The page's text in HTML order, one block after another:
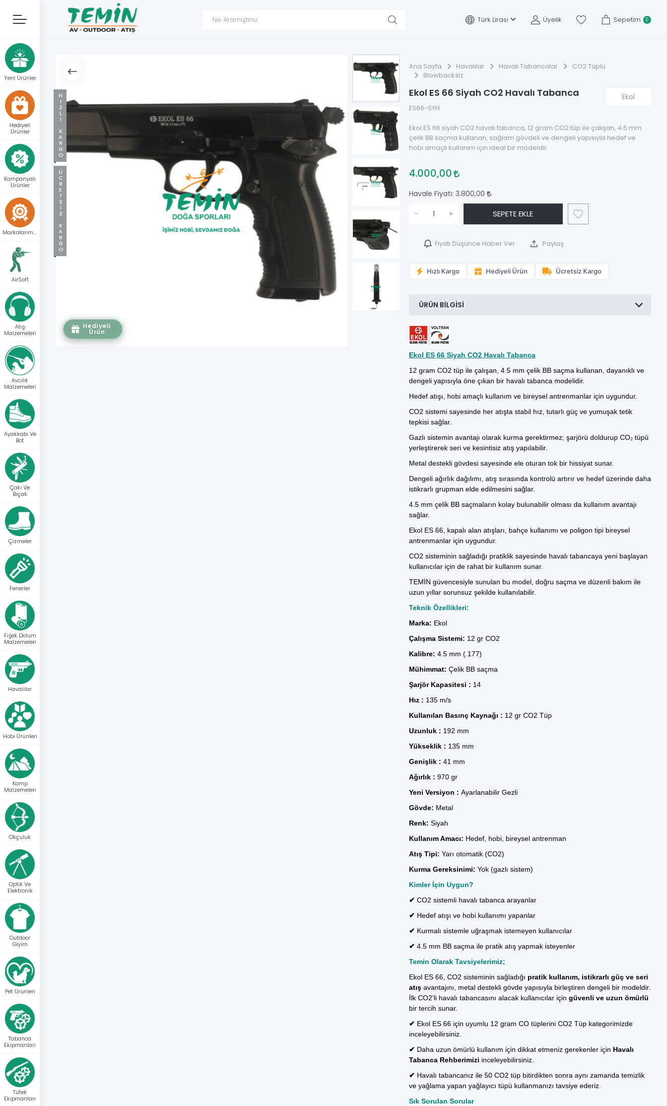
Türk Lirası Üyelik Sepetim 0
Yeni Ürünler
Hediyeli
Ürünler
Kampanyalı
Ürünler
AirSoft
Atış
Malzemeleri
Avcılık
Malzemeleri
Ayakkabı Ve
Bot
Çakı Ve
Bıçak
Çizmeler
Fenerler
Fişek Dolum
Malzemeleri
Havalılar
Hobi Ürünleri
Kamp
Malzemeleri
Okçuluk
Optik Ve
Elektronik
Outdoor
Giyim
Pet Ürünleri
Tabanca
Ekipmanları
Tüfek
Ekipmanları
Hediyeli
Ürün
HIZLI KARGO
ÜCRETSIZ KARGO
Ana Sayfa Havalılar Havalı Tabancalar
CO2 Tüplü
Blowbacksiz
Ekol ES 66 Siyah CO2 Havalı Tabanca
ES66-SYH
Ekol
Ekol ES 66 siyah CO2 havalı tabanca, 12 gram CO2 tüp ile çalışan, 4.5 mm
çelik BB saçma kullanan, sağlam gövdeli ve dengeli yapısıyla hedef ve
hobi amaçlı kullanım için ideal bir modeldir.
4.000,00
Havale Fiyatı: 3.800,00
- + SEPETE EKLE
Fiyatı Düşünce Haber Ver Paylaş
Hızlı Kargo Hediyeli Ürün Ücretsiz Kargo
ÜRÜN BILGISI
Ekol ES 66 Siyah CO2 Havalı Tabanca
12 gram CO2 tüpile çalışan, 4.5 mm çelik BB saçma kullanan, dayanıklı ve
dengeli yapısıyla öne çıkan bir havalı tabanca modelidir.
Hedef atışı, hobi amaçlı kullanım ve bireysel antrenmanlar için uygundur.
CO2 sistemi sayesinde her atışta stabil hız, tutarlı güç ve yumuşak tetik
tepkisi sağlar.
Gazlı sistemin avantajı olarak kurma gerektirmez; şarjörü doldurup CO₂ tüpü
yerleştirerek seri ve kesintisiz atış yapılabilir.
Metal destekli gövdesi sayesinde ele oturan tok bir hissiyat sunar.
Dengeli ağırlık dağılımı, atış sırasında kontrolü artırır ve hedef üzerinde daha
istikrarlı grupman elde edilmesini sağlar.
4.5 mm çelik BB saçmaların kolay bulunabilir olması da kullanım avantajı
sağlar.
Ekol ES 66, kapalı alan atışları, bahçe kullanımı ve poligon tipi bireysel
antrenmanlar için uygundur.
CO2 sisteminin sağladığı pratiklik sayesinde havalı tabancaya yeni başlayan
kullanıcılar için de rahat bir kullanım sunar.
TEMİN güvencesiyle sunulan bu model, doğru saçma ve düzenli bakım ile
uzun yıllar sorunsuz şekilde kullanılabilir.
Teknik Özellikleri:
Marka: Ekol
Çalışma Sistemi: 12 gr CO2
Kalibre: 4.5 mm (.177)
Mühimmat: Çelik BB saçma
Şarjör Kapasitesi : 14
Hız : 135 m/s
Kullanılan Basınç Kaynağı : 12 gr CO2 Tüp
Uzunluk : 192 mm
Yükseklik : 135 mm
Genişlik : 41 mm
Ağırlık : 970 gr
Yeni Versiyon : Ayarlanabilir Gezli
Gövde: Metal
Renk: Siyah
Kullanım Amacı: Hedef, hobi, bireysel antrenman
Atış Tipi: Yarı otomatik (CO2)
Kurma Gereksinimi: Yok (gazlı sistem)
Kimler İçin Uygun?
✔ CO2 sistemli havalı tabanca arayanlar
✔ Hedef atışı ve hobi kullanımı yapanlar
✔ Kurmalı sistemle uğraşmak istemeyen kullanıcılar
✔ 4.5 mm BB saçma ile pratik atış yapmak isteyenler
Temin Olarak Tavsiyelerimiz;
Ekol ES 66, CO2 sisteminin sağladığı pratik kullanım, istikrarlı güç ve seri
atışavantajını, metal destekli gövde yapısıyla birleştiren dengeli bir modeldir.
İlk CO2’li havalı tabancasını alacak kullanıcılar için güvenli ve uzun ömürlü
bir tercih sunar.
✔ Ekol ES 66 için uyumlu 12 gram CO tüplerini CO2 Tüpkategorimizde
inceleyebilirsiniz.
✔ Daha uzun ömürlü kullanım için dikkat etmeniz gerekenler için Havalı
Tabanca Rehberimizi inceleyebilirsiniz.
✔ Havalı tabancanız ile 50 CO2 tüp bitirdikten sonra aynı zamanda temizlik
ve yağlama yapan yağlayıcı tüpü kullanmanızı tavsiye ederiz.
Sık Sorulan Sorular